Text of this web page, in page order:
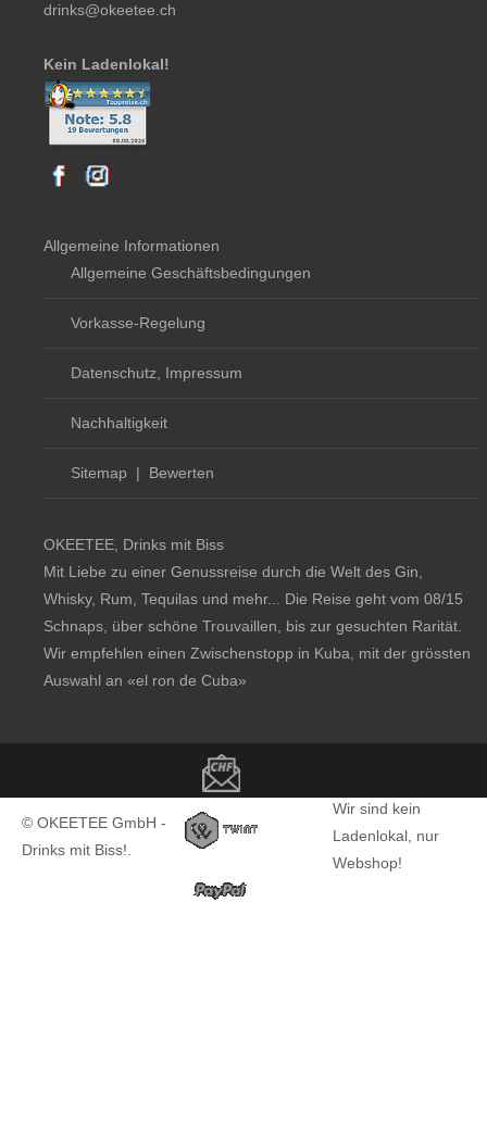
© OKEETEE GmbH -
Drinks mit Biss!.
Wir sind kein
Ladenlokal, nur
Webshop!
drinks@okeetee.ch
Kein Ladenlokal!
Allgemeine Informationen
Allgemeine Geschäftsbedingungen
Vorkasse-Regelung
Datenschutz, Impressum
Nachhaltigkeit
Sitemap | Bewerten
OKEETEE, Drinks mit Biss
Mit Liebe zu einer Genussreise durch die Welt des Gin,
Whisky, Rum, Tequilas und mehr... Die Reise geht vom 08/15
Schnaps, über schöne Trouvaillen, bis zur gesuchten Rarität.
Wir empfehlen einen Zwischenstopp in Kuba, mit der grössten
Auswahl an «el ron de Cuba»